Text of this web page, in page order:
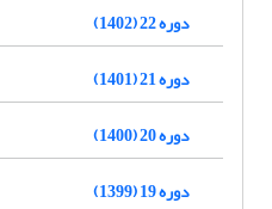
دوره 22 (1402)
دوره 21 (1401)
دوره 20 (1400)
دوره 19 (1399)